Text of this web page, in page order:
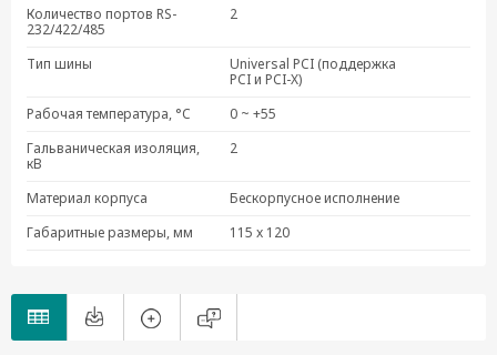
Количество портов RS-
232/422/485
2
Тип шины
Universal PCI (поддержка
PCI и PCI-X)
Рабочая температура, °C
0 ~ +55
Гальваническая изоляция,
кВ
2
Материал корпуса
Бескорпусное исполнение
Габаритные размеры, мм
115 x 120